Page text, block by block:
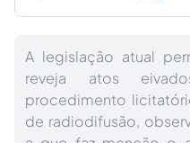
A legislação atual
reveja atos
procedimento
de radiodifusão,